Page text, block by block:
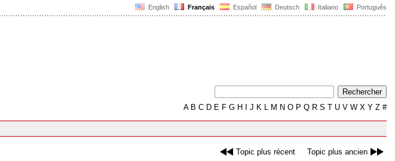
English Français Español Deutsch Italiano Português
AB C D E F G H J K L M N O P Q R S T U V W X Y Z #
Topic plus récent Topic plus ancien